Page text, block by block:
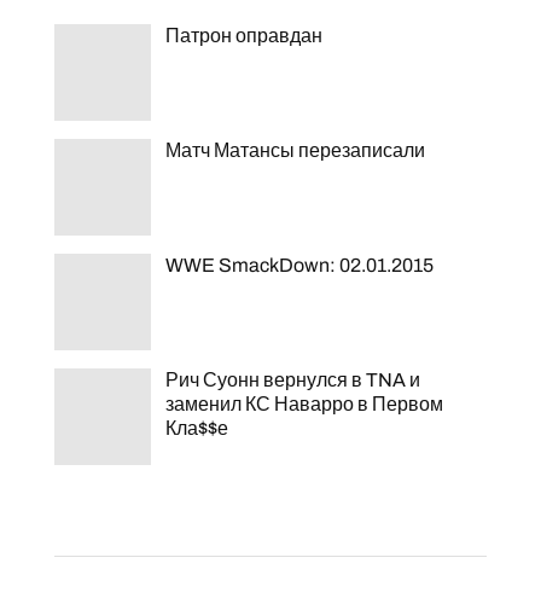
Патрон оправдан
Матч Матансы перезаписали
WWE SmackDown: 02.01.2015
Рич Суонн вернулся в TNA и
заменил КС Наварро в Первом
Кла$$е